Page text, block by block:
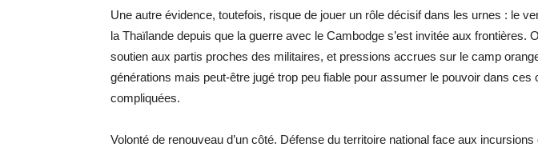
Une autre évidence, toutefois, risque de jouer un rôle décisif dans les urnes : le
la Thaïlande depuis que la guerre avec le Cambodge s’est invitée aux frontières.
soutien aux partis proches des militaires, et pressions accrues sur le camp
générations mais peut-être jugé trop peu fiable pour assumer le pouvoir dans ces
compliquées.
Volonté de renouveau d’un côté. Défense du territoire national face aux